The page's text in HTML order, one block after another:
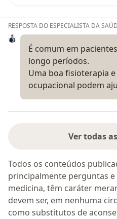
RESPOSTA DO ESPECIALISTA DA
É comum em
longo períodos.
Uma boa fisioterapia
ocupacional podem
Ver todas
Todos os conteúdos
principalmente perguntas e
medicina, têm caráter
devem ser, em nenhuma
como substitutos de